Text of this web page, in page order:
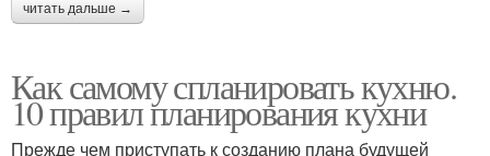
читать дальше →
Как самому спланировать кухню.
10 правил планирования кухни
Прежде чем приступать к созданию плана будущей